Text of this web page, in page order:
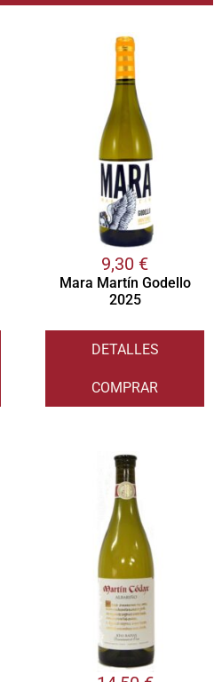
9,30 €
Mara Martín Godello
2025
DETALLES
COMPRAR